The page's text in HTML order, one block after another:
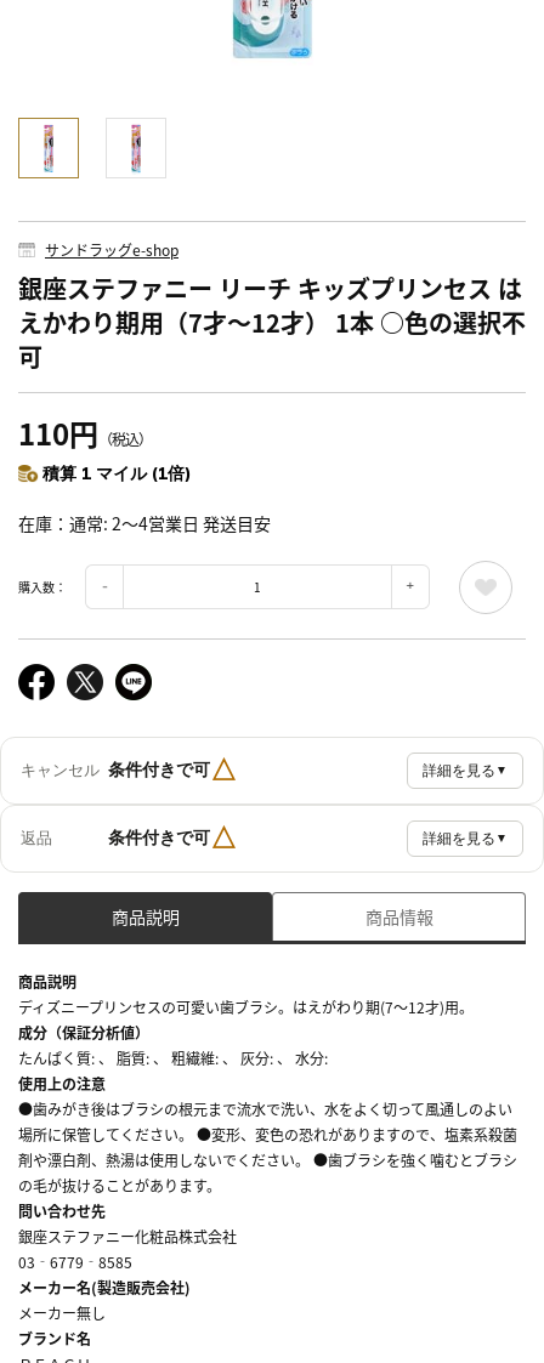
サンドラッグe-shop
銀座ステファニー リーチ キッズプリンセス は
えかわり期用（7才～12才） 1本 ○色の選択不
可
110円 （税込）
積算 1 マイル (1倍)
在庫 通常: 2～4営業日 発送目安
購入数：
キャンセル 条件付きで可△ 詳細を見る ▼
返品 条件付きで可△ 詳細を見る ▼
商品説明 商品情報
商品説明
ディズニープリンセスの可愛い歯ブラシ。はえがわり期(7～12才)用。
成分（保証分析値）
たんぱく質: 、 脂質: 、 粗繊維: 、 灰分: 、 水分:
使用上の注意
●歯みがき後はブラシの根元まで流水で洗い、水をよく切って風通しのよい
場所に保管してください。 ●変形、変色の恐れがありますので、塩素系殺菌
剤や漂白剤、熱湯は使用しないでください。 ●歯ブラシを強く噛むとブラシ
の毛が抜けることがあります。
問い合わせ先
銀座ステファニー化粧品株式会社
03‐6779‐8585
メーカー名(製造販売会社)
メーカー無し
ブランド名